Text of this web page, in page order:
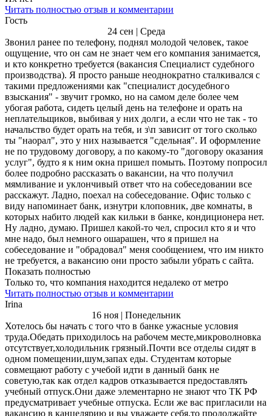
Читать полностью отзыв и комментарии
Гость
24 сен | Среда
Звонил ранее по телефону, поднял молодой человек, такое
ощущение, что он сам не знает чем его компания занимается,
и кто конкретно требуется (вакансия Специалист судебного
производства). Я просто раньше неоднократно сталкивался с
такими предложениями как "специалист досудебного
взыскания" - звучит громко, но на самом деле более чем
убогая работа, сидеть целый день на телефоне и орать на
неплательщиков, выбивая у них долги, а если что не так - то
начальство будет орать на тебя, и з\п зависит от того сколько
ты "наорал", это у них называется "сдельная". И оформление
не по трудовому договору, а по какому-то "договору оказания
услуг", будто я к ним окна пришел помыть. Поэтому попросил
более подробно рассказать о вакансии, на что получил
мямливание и уклончивый ответ что на собеседовании все
расскажут. Ладно, поехал на собеседование. Офис только с
виду напоминает банк, изнутри клоповник, две комнаты, в
которых набито людей как кильки в банке, кондиционера нет.
Ну ладно, думаю. Пришел какой-то чел, спросил кто я и что
мне надо, был немного ошарашен, что я пришел на
собеседование и "обрадовал" меня сообщением, что им никто
не требуется, а вакансию они просто забыли убрать с сайта.
Показать полностью
Только то, что компания находится недалеко от метро
Читать полностью отзыв и комментарии
Irina
16 ноя | Понедельник
Хотелось бы начать с того что в банке ужасные условия
труда.Обедать приходилось на рабочем месте,микроволновка
отсутствует,холодильник грязный.Почти все отделы сидят в
одном помещении,шум,запах еды. Студентам которые
совмещают работу с учебой идти в данный банк не
советую,так как отдел кадров отказывается предоставлять
учебный отпуск.Они даже элементарно не знают что ТК РФ
предусматривает учебные отпуска. Если же вас пригласили на
вакансию в канцелярию и вы уважаете себя,то продолжайте